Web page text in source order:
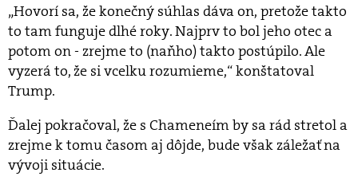
„Hovorí sa, že konečný súhlas dáva on, pretože takto
to tam funguje dlhé roky. Najprv to bol jeho otec a
potom on - zrejme to (naňho) takto postúpilo. Ale
vyzerá to, že si vcelku rozumieme,“ konštatoval
Trump.
Ďalej pokračoval, že s Chameneím by sa rád stretol a
zrejme k tomu časom aj dôjde, bude však záležať na
vývoji situácie.